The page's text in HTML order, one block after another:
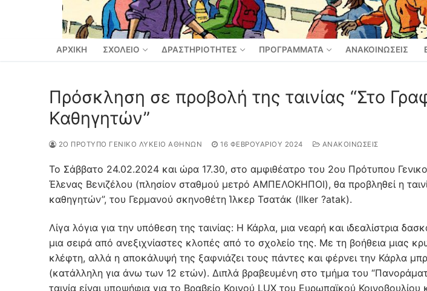
ΑΡΧΙΚΗ ΣΧΟΛΕΙΟ ΔΡΑΣΤΗΡΙΟΤΗΤΕΣ ΠΡΟΓΡΑΜΜΑΤΑ ΑΝΑΚΟΙΝΩΣΕΙΣ
Πρόσκληση σε προβολή της ταινίας “Στο
Καθηγητών”
2Ο ΠΡΌΤΥΠΟ ΓΕΝΙΚΌ ΛΎΚΕΙΟ ΑΘΗΝΏΝ 16 ΦΕΒΡΟΥΑΡΊΟΥ 2024 ΑΝΑΚΟΙΝΩΣΕΙΣ
Το Σάββατο 24.02.2024 και ώρα 17.30, στο αμφιθέατρο του 2ου Πρότυπου
Έλενας Βενιζέλου (πλησίον σταθμού μετρό ΑΜΠΕΛΟΚΗΠΟΙ), θα προβληθεί η
καθηγητών”, του Γερμανού σκηνοθέτη Ίλκερ Τσατάκ (Ilker ?atak).
Λίγα λόγια για την υπόθεση της ταινίας: Η Κάρλα, μια νεαρή και ιδεαλίστρια
μια σειρά από ανεξιχνίαστες κλοπές από το σχολείο της. Με τη βοήθεια μιας
κλέφτη, αλλά η αποκάλυψή της ξαφνιάζει τους πάντες και φέρνει την Κάρλα
(κατάλληλη για άνω των 12 ετών). Διπλά βραβευμένη στο τμήμα του
ταινία είναι υποψήφια για το Βραβείο Κοινού LUX του Ευρωπαϊκού Κοινοβουλίου